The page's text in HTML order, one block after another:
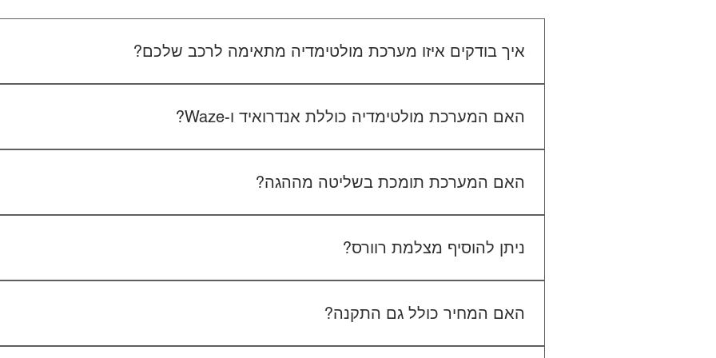
איך בודקים איזו מערכת מולטימדיה מתאימה לרכב שלכם?
האם המערכת מולטימדיה כוללת אנדרואיד ו-Waze?
האם המערכת תומכת בשליטה מההגה?
ניתן להוסיף מצלמת רוורס?
האם המחיר כולל גם התקנה?